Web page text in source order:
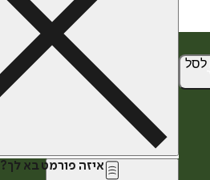
לסל
איזה פורמט בא לך?